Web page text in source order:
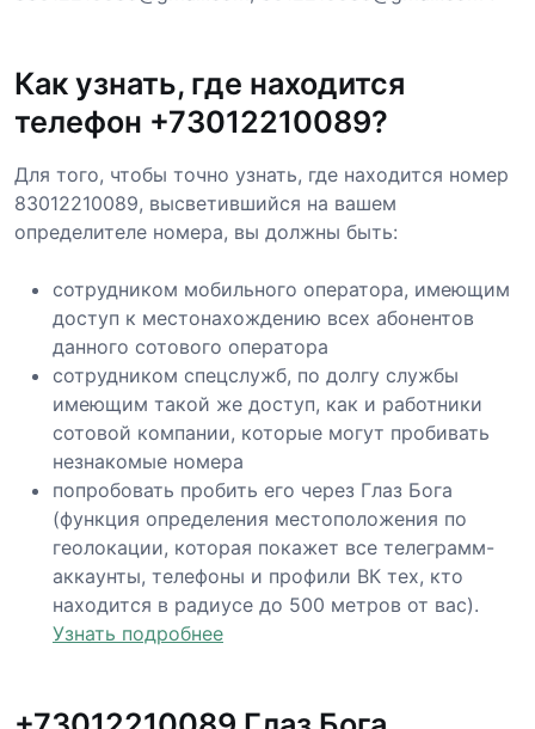
Как узнать, где находится
телефон +73012210089?
Для того, чтобы точно узнать, где находится номер
83012210089, высветившийся на вашем
определителе номера, вы должны быть:
сотрудником мобильного оператора, имеющим
доступ к местонахождению всех абонентов
данного сотового оператора
сотрудником спецслужб, по долгу службы
имеющим такой же доступ, как и работники
сотовой компании, которые могут пробивать
незнакомые номера
попробовать пробить его через Глаз Бога
(функция определения местоположения по
геолокации, которая покажет все телеграмм-
аккаунты, телефоны и профили ВК тех, кто
находится в радиусе до 500 метров от вас).
Узнать подробнее